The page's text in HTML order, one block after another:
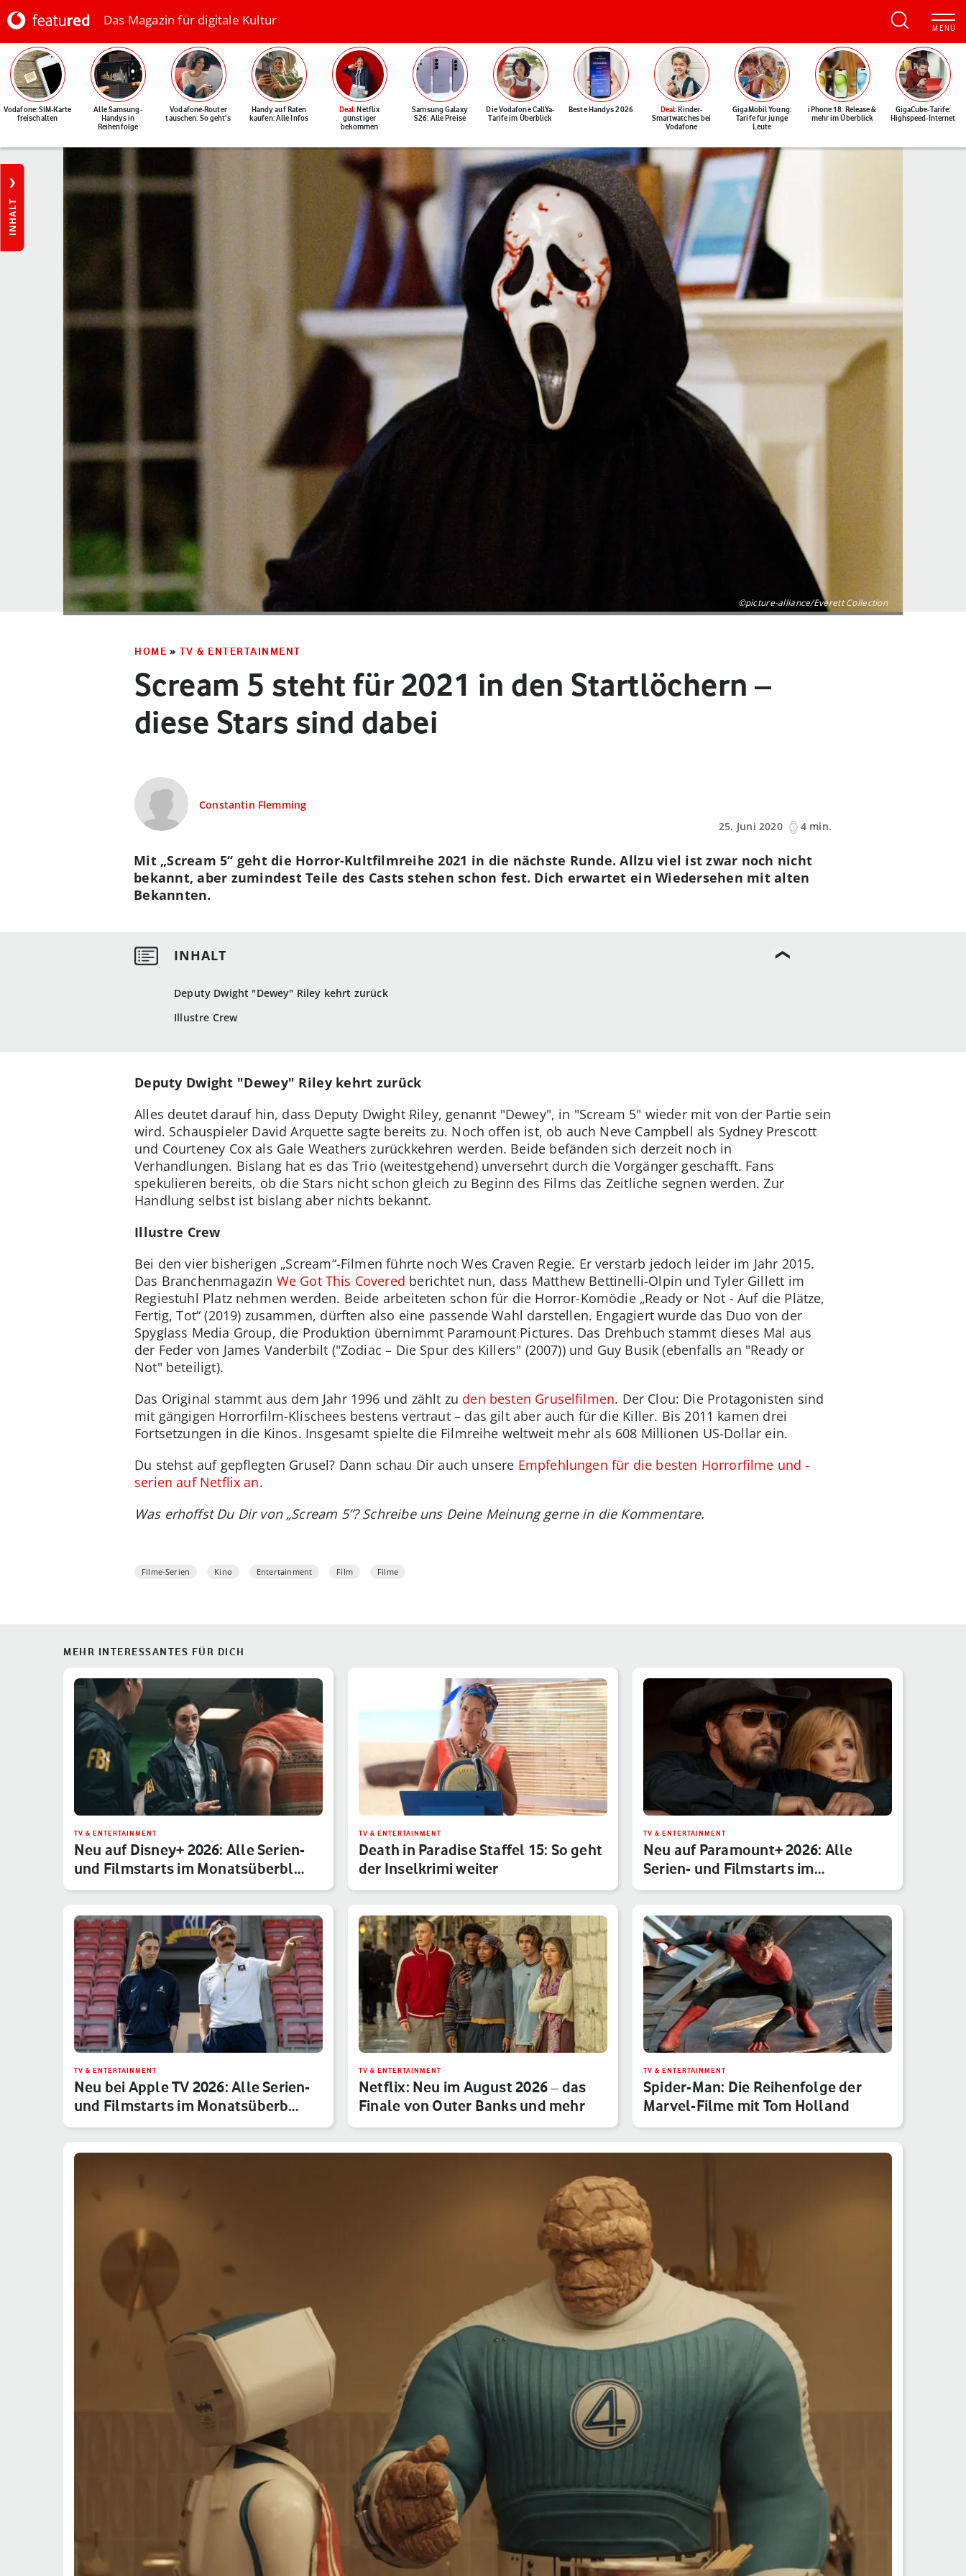
Das Magazin für digitale Kultur
Vodafone: SIM-Karte
freischalten
Alle Samsung-
Handys in
Reihenfolge
Vodafone-Router
tauschen: So geht's
Handy auf Raten
kaufen: Alle Infos
Deal: Netflix
günstiger
bekommen
Samsung Galaxy
S26: Alle Preise
Die Vodafone CallYa-
Tarife im Überblick
Beste Handys 2026 Deal: Kinder-
Smartwatches bei
Vodafone
GigaMobil Young:
Tarife für junge
Leute
iPhone 18: Release &
mehr im Überblick
GigaCube-Tarife:
Highspeed-Internet
INHALT
©picture-alliance/Everett Collection
HOME » TV & ENTERTAINMENT
Scream 5 steht für 2021 in den Startlöchern –
diese Stars sind dabei
Constantin Flemming
25. Juni 2020
4 min.
Deputy Dwight "Dewey" Riley kehrt zurück
Illustre Crew
Mit „Scream 5“ geht die Horror-Kultfilmreihe 2021 in die nächste Runde. Allzu viel ist zwar noch nicht
bekannt, aber zumindest Teile des Casts stehen schon fest. Dich erwartet ein Wiedersehen mit alten
Bekannten.
Deputy Dwight "Dewey" Riley kehrt zurück
Alles deutet darauf hin, dass Deputy Dwight Riley, genannt "Dewey", in "Scream 5" wieder mit von der Partie sein
wird. Schauspieler David Arquette sagte bereits zu. Noch offen ist, ob auch Neve Campbell als Sydney Prescott
und Courteney Cox als Gale Weathers zurückkehren werden. Beide befänden sich derzeit noch in
Verhandlungen. Bislang hat es das Trio (weitestgehend) unversehrt durch die Vorgänger geschafft. Fans
spekulieren bereits, ob die Stars nicht schon gleich zu Beginn des Films das Zeitliche segnen werden. Zur
Handlung selbst ist bislang aber nichts bekannt.
Illustre Crew
Bei den vier bisherigen „Scream“-Filmen führte noch Wes Craven Regie. Er verstarb jedoch leider im Jahr 2015.
Das Branchenmagazin We Got This Covered berichtet nun, dass Matthew Bettinelli-Olpin und Tyler Gillett im
Regiestuhl Platz nehmen werden. Beide arbeiteten schon für die Horror-Komödie „Ready or Not - Auf die Plätze,
Fertig, Tot“ (2019) zusammen, dürften also eine passende Wahl darstellen. Engagiert wurde das Duo von der
Spyglass Media Group, die Produktion übernimmt Paramount Pictures. Das Drehbuch stammt dieses Mal aus
der Feder von James Vanderbilt ("Zodiac – Die Spur des Killers" (2007)) und Guy Busik (ebenfalls an "Ready or
Not" beteiligt).
Das Original stammt aus dem Jahr 1996 und zählt zu den besten Gruselfilmen. Der Clou: Die Protagonisten sind
mit gängigen Horrorfilm-Klischees bestens vertraut – das gilt aber auch für die Killer. Bis 2011 kamen drei
Fortsetzungen in die Kinos. Insgesamt spielte die Filmreihe weltweit mehr als 608 Millionen US-Dollar ein.
Du stehst auf gepflegten Grusel? Dann schau Dir auch unsere Empfehlungen für die besten Horrorfilme und -
serien auf Netflix an.
Was erhoffst Du Dir von „Scream 5”? Schreibe uns Deine Meinung gerne in die Kommentare.
Filme-Serien Kino Entertainment Film Filme
MEHR INTERESSANTES FÜR DICH
TV & ENTERTAINMENT
Neu auf Disney+ 2026: Alle Serien-
und Filmstarts im Monatsüberbl…
TV & ENTERTAINMENT
Death in Paradise Staffel 15: So geht
der Inselkrimi weiter
TV & ENTERTAINMENT
Neu auf Paramount+ 2026: Alle
Serien- und Filmstarts im
Monatsübe…
TV & ENTERTAINMENT
Neu bei Apple TV 2026: Alle Serien-
und Filmstarts im Monatsüberb…
TV & ENTERTAINMENT
Netflix: Neu im August 2026 – das
Finale von Outer Banks und mehr
TV & ENTERTAINMENT
Spider-Man: Die Reihenfolge der
Marvel-Filme mit Tom Holland